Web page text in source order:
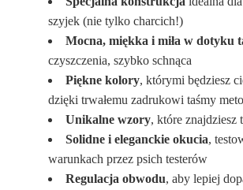
szyjek (nie tylko charcich!)
Mocna, miękka i miła w dotyku
czyszczenia, szybko schnąca
Piękne kolory, którymi będziesz
dzięki trwałemu zadrukowi taśmy
Unikalne wzory, które znajdziesz
Solidne i eleganckie okucia,
warunkach przez psich testerów
Regulacja obwodu, aby lepiej